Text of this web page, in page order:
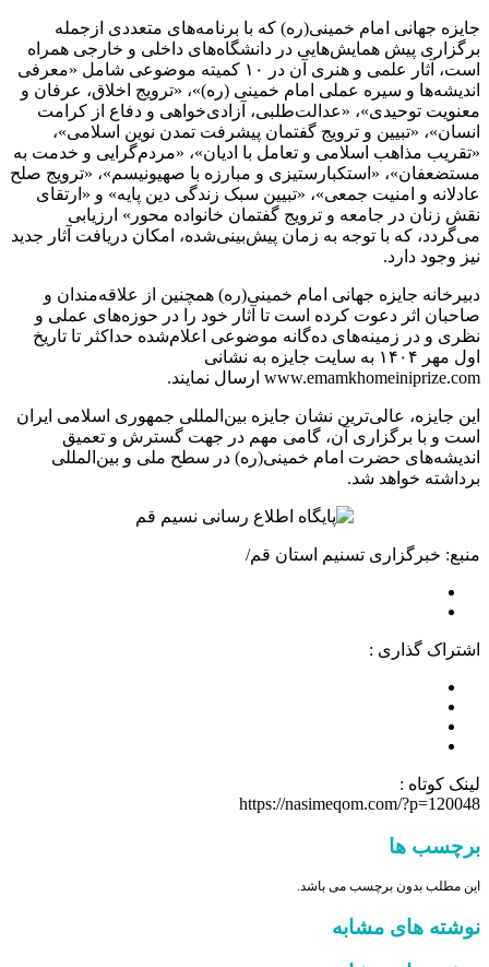
جایزه جهانی امام خمینی(ره) که با برنامه‌های متعددی ازجمله
برگزاری پیش همایش‌هایی در دانشگاه‌های داخلی و خارجی همراه
است، آثار علمی و هنری آن در ۱۰ کمیته موضوعی شامل «معرفی
اندیشه‌ها و سیره عملی امام خمینی (ره)»، «ترویج اخلاق، عرفان و
معنویت توحیدی»، «عدالت‌طلبی، آزادی‌خواهی و دفاع از کرامت
انسان»، «تبیین و ترویج گفتمان پیشرفت تمدن نوین اسلامی»،
«تقریب مذاهب اسلامی و تعامل با ادیان»، «مردم‌گرایی و خدمت به
مستضعفان»، «استکبارستیزی و مبارزه با صهیونیسم»، «ترویج صلح
عادلانه و امنیت جمعی»، «تبیین سبک زندگی دین پایه» و «ارتقای
نقش زنان در جامعه و ترویج گفتمان خانواده محور» ارزیابی
می‌گردد، که با توجه به زمان پیش‌بینی‌شده، امکان دریافت آثار جدید
نیز وجود دارد.
دبیرخانه جایزه جهانی امام خمینی(ره) همچنین از علاقه‌مندان و
صاحبان اثر دعوت کرده است تا آثار خود را در حوزه‌های عملی و
نظری و در زمینه‌های ده‌گانه موضوعی اعلام‌شده حداکثر تا تاریخ
اول مهر ۱۴۰۴ به سایت جایزه به نشانی
www.emamkhomeiniprize.com ارسال نمایند.
این جایزه، عالی‌ترین نشان جایزه بین‌المللی جمهوری اسلامی ایران
است و با برگزاری آن، گامی مهم در جهت گسترش و تعمیق
اندیشه‌های حضرت امام خمینی(ره) در سطح ملی و بین‌المللی
برداشته خواهد شد.
منبع: خبرگزاری تسنیم استان قم/
اشتراک گذاری :
لینک کوتاه :
https://nasimeqom.com/?p=120048
برچسب ها
این مطلب بدون برچسب می باشد.
نوشته های مشابه